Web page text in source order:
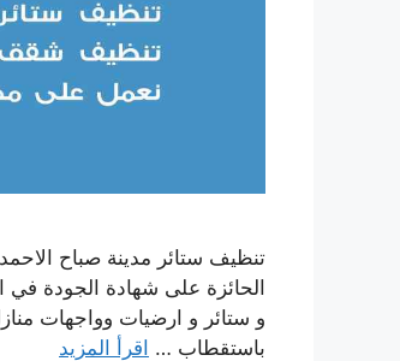
تنظيف ستائر مدينة صباح
الحائزة على شهادة الجودة
و ستائر و ارضيات وواجهات
باستقطاب … اقرأ المزيد